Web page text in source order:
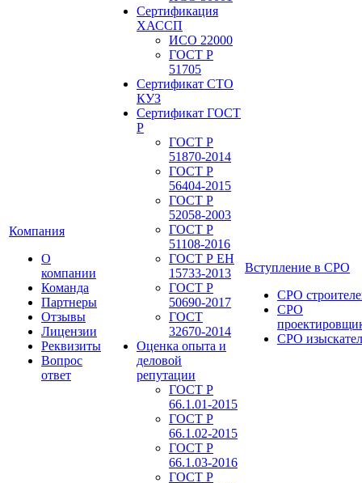
Компания
О
компании
Команда
Партнеры
Отзывы
Лицензии
Реквизиты
Вопрос
ответ
Сертификация
ХАССП
ИСО 22000
ГОСТ Р
51705
Сертификат СТО
КУЗ
Сертификат ГОСТ
Р
ГОСТ Р
51870-2014
ГОСТ Р
56404-2015
ГОСТ Р
52058-2003
ГОСТ Р
51108-2016
ГОСТ Р ЕН
15733-2013
ГОСТ Р
50690-2017
ГОСТ
32670-2014
Оценка опыта и
деловой
репутации
ГОСТ Р
66.1.01-2015
ГОСТ Р
66.1.02-2015
ГОСТ Р
66.1.03-2016
ГОСТ Р
Вступление в СРО
СРО
СРО
СРО